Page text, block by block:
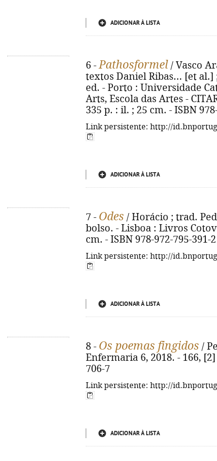
ADICIONAR À LISTA
6 -Pathosformel / Vasco
textos Daniel Ribas... [et al.]
ed. - Porto : Universidade
Arts, Escola das Artes -
335 p. : il. ; 25 cm. - ISBN
Link persistente: http://
ADICIONAR À LISTA
7 - Odes / Horácio ; trad.
bolso. - Lisboa : Livros
cm. - ISBN 978-972-795-391-2
Link persistente: http://
ADICIONAR À LISTA
8 - Os poemas fingidos /
Enfermaria 6, 2018. - 166,
706-7
Link persistente: http://
ADICIONAR À LISTA